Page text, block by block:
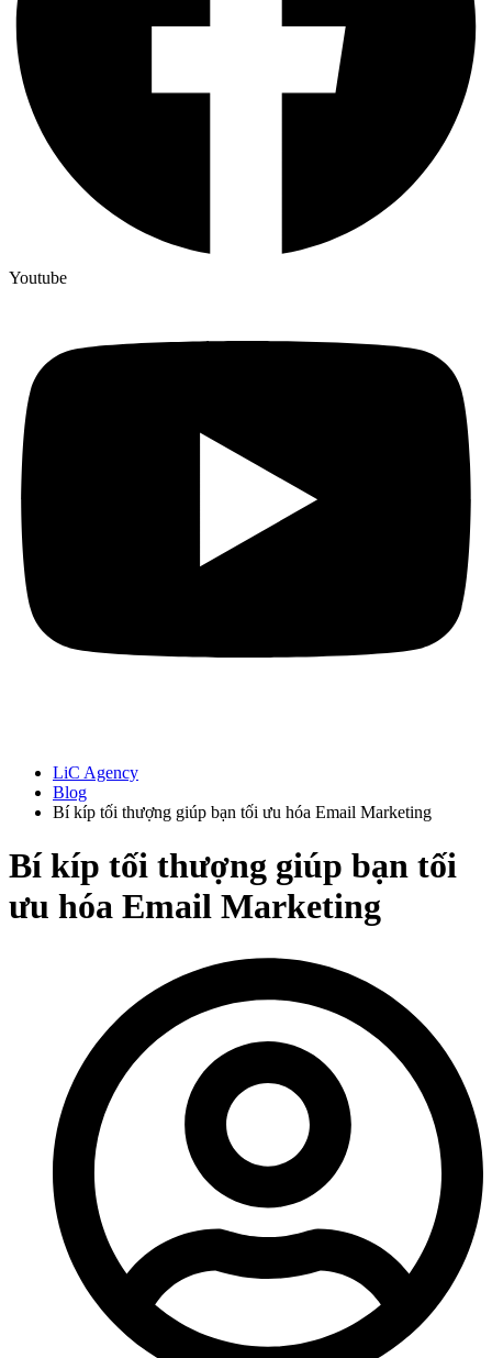
Youtube
LiC Agency
Blog
Bí kíp tối thượng giúp bạn tối ưu hóa Email Marketing
Bí kíp tối thượng giúp bạn tối
ưu hóa Email Marketing